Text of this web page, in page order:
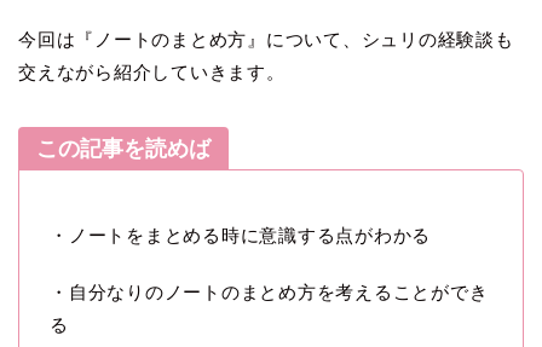
今回は『ノートのまとめ方』について、シュリの経験談も
交えながら紹介していきます。
この記事を読めば
・ノートをまとめる時に意識する点がわかる
・自分なりのノートのまとめ方を考えることができ
る